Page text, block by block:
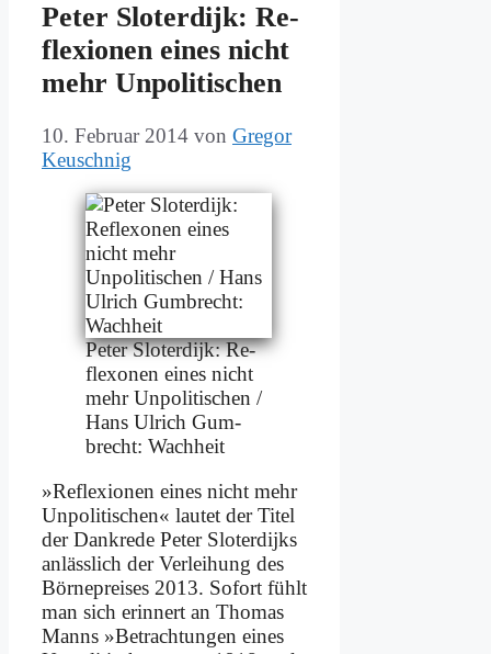
Pe­ter Slo­ter­di­jk: Re­
fle­xio­nen ei­nes nicht
mehr Un­po­li­ti­schen
10. Februar 2014 von Gregor
Keuschnig
Pe­ter Slo­ter­di­jk: Re­
flexo­nen ei­nes nicht
mehr Un­po­li­ti­schen /
Hans Ul­rich Gum­
brecht: Wach­heit
»Re­fle­xio­nen ei­nes nicht mehr
Un­po­li­ti­schen« lau­tet der Ti­tel
der Dank­re­de Pe­ter Slo­ter­di­jks
an­läss­lich der Ver­lei­hung des
Börn­e­prei­ses 2013. So­fort fühlt
man sich er­in­nert an Tho­mas
Manns »Be­trach­tun­gen ei­nes